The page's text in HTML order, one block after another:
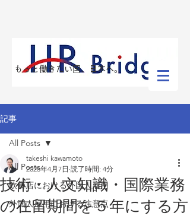
​もっと働きたい国、日本へ。
記事
All Posts
飲食店における外国人雇用
外国人雇用における注意点
All Posts
技術・人文知識・国際業務
の在留期間を５年にする方
takeshi kawamoto
2025年4月7日 読了時間: 4分